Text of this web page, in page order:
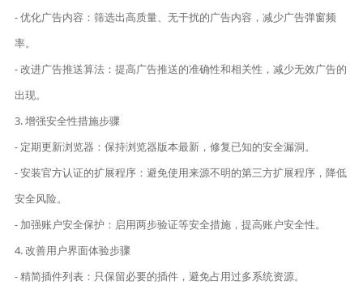
- 优化广告内容：筛选出高质量、无干扰的广告内容，减少广告弹窗频
率。
- 改进广告推送算法：提高广告推送的准确性和相关性，减少无效广告的
出现。
3. 增强安全性措施步骤
- 定期更新浏览器：保持浏览器版本最新，修复已知的安全漏洞。
- 安装官方认证的扩展程序：避免使用来源不明的第三方扩展程序，降低
安全风险。
- 加强账户安全保护：启用两步验证等安全措施，提高账户安全性。
4. 改善用户界面体验步骤
- 精简插件列表：只保留必要的插件，避免占用过多系统资源。